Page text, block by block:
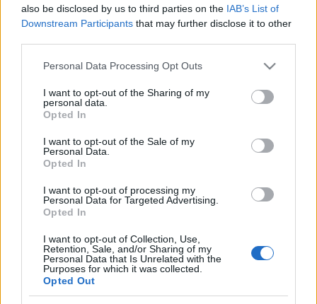
also be disclosed by us to third parties on the IAB’s List of
Downstream Participants that may further disclose it to other
Please note that this website/app uses one or more Google
not limited to your visit or usage behaviour. You may click to
grant or deny consent to Google and its third-party tags to
use your data for below specified purposes in below Google
consent section.
Personal Data Processing Opt Outs
I want to opt-out of the Sharing of my
personal data.
Opted In
I want to opt-out of the Sale of my
Personal Data.
Opted In
I want to opt-out of processing my
Personal Data for Targeted Advertising.
Opted In
I want to opt-out of Collection, Use,
Retention, Sale, and/or Sharing of my
Personal Data that Is Unrelated with the
Purposes for which it was collected.
Opted Out
transzgenerációs szenvedés nem örökség,
anyáinktól tanultunk
13:01
Kihez fordulj, ha úgy érzed, kiégtél? Ezt
tanácsolja a szervezetpszichológus
12:02
Ez a sármos férfi lehet Emma Watson
11:01
Katalin hercegné lélegzetelállítóan gyönyörű
új fotóján, nem győznek betelni vele a
10:01
Herceg Erika élete legforróbb szettjében
pózol, az énekesnő egyszerűen álomszép
09:31